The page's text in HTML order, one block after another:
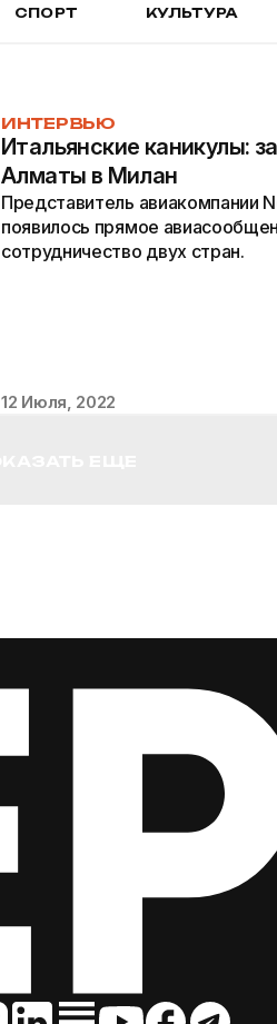
СПОРТ КУЛЬТУРА
ИНТЕРВЬЮ
Итальянские каникулы:
Алматы в Милан
Представитель авиакомпании
появилось прямое
сотрудничество двух стран.
12 Июля, 2022